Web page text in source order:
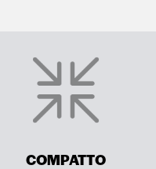
COMPATTO